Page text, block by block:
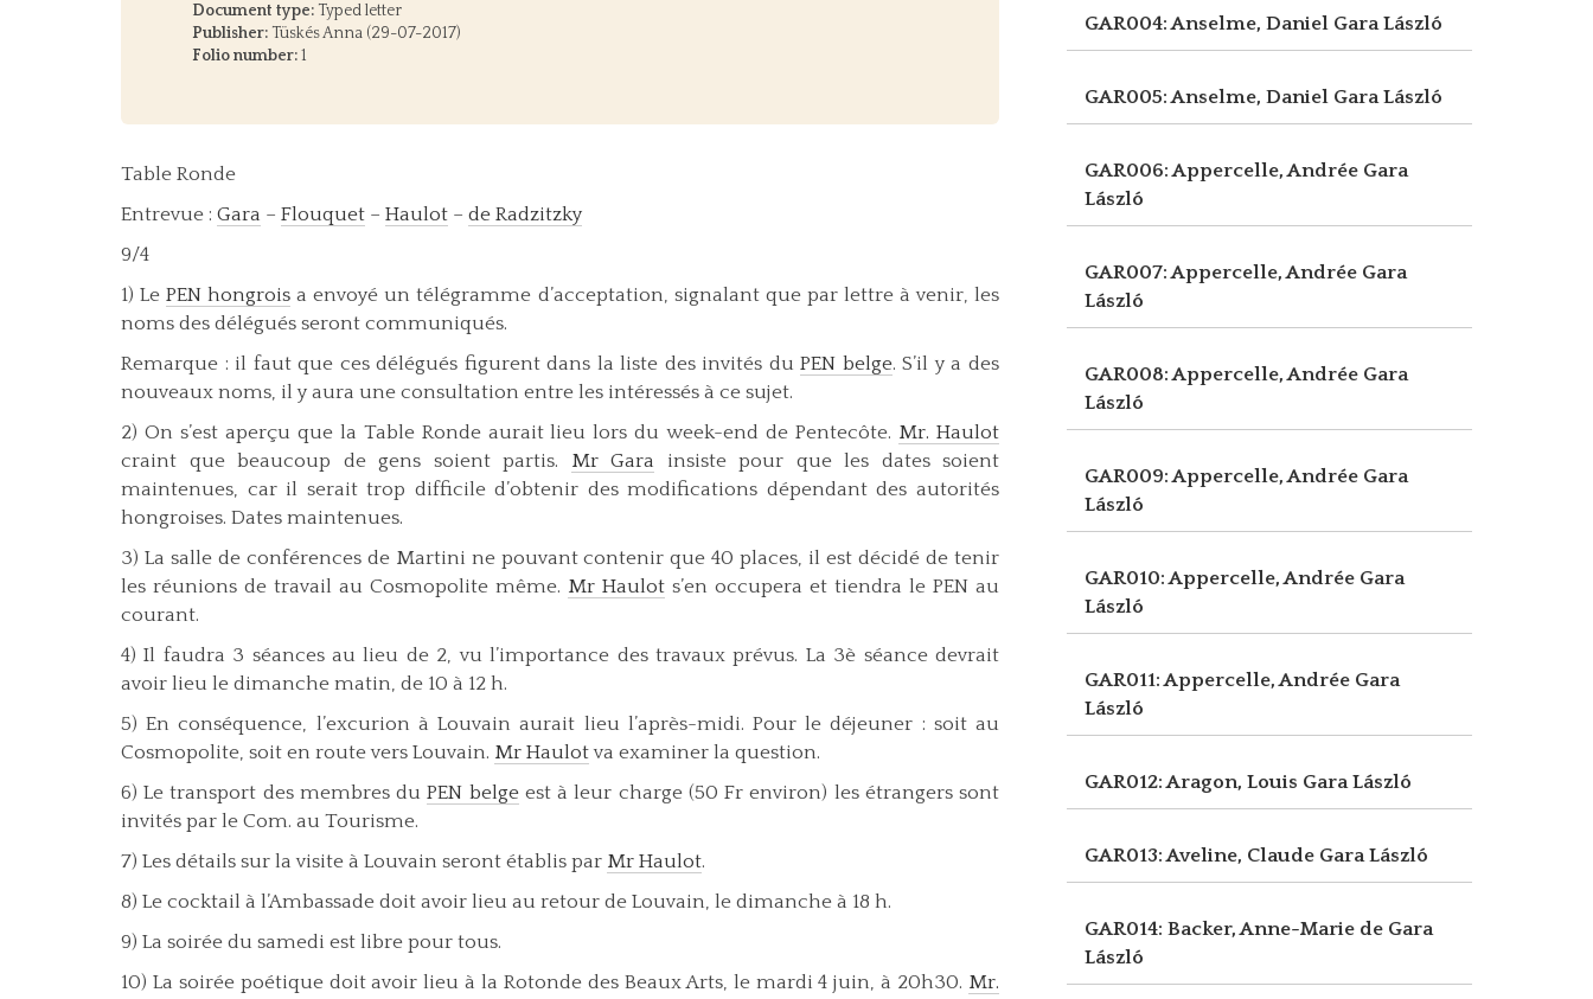
Document type: Typed letter
Publisher: Tüskés Anna (29-07-2017)
Folio number:1
Table Ronde
Entrevue : Gara – Flouquet – Haulot – de Radzitzky
9/4
1) LePEN hongrois a envoyé un télégramme d’acceptation, signalant que par lettre à venir, les
noms des délégués seront communiqués.
Remarque : il faut que ces délégués figurent dans la liste des invités duPEN belge. S’il y a des
nouveaux noms, il y aura une consultation entre les intéressés à ce sujet.
2) On s’est aperçu que la Table Ronde aurait lieu lors du week-end de Pentecôte. Mr. Haulot
craint que beaucoup de gens soient partis. Mr Gara insiste pour que les dates soient
maintenues, car il serait trop difficile d’obtenir des modifications dépendant des autorités
hongroises. Dates maintenues.
3) La salle de conférences de Martini ne pouvant contenir que 40 places, il est décidé de tenir
les réunions de travail au Cosmopolite même. Mr Haulot s’en occupera et tiendra le PEN au
courant.
4) Il faudra 3 séances au lieu de 2, vu l’importance des travaux prévus. La 3è séance devrait
avoir lieu le dimanche matin, de 10 à 12 h.
5) En conséquence, l’excurion à Louvain aurait lieu l’après-midi. Pour le déjeuner : soit au
Cosmopolite, soit en route vers Louvain. Mr Haulotva examiner la question.
6) Le transport des membres duPEN belgeest à leur charge (50 Fr environ) les étrangers sont
invités par le Com. au Tourisme.
7) Les détails sur la visite à Louvain seront établis par Mr Haulot.
8) Le cocktail à l’Ambassade doit avoir lieu au retour de Louvain, le dimanche à 18 h.
9) La soirée du samedi est libre pour tous.
10) La soirée poétique doit avoir lieu à la Rotonde des Beaux Arts, le mardi 4 juin, à 20h30. Mr.
GAR004: Anselme, Daniel Gara László
GAR005: Anselme, Daniel Gara László
GAR006: Appercelle, Andrée Gara
László
GAR007: Appercelle, Andrée Gara
László
GAR008: Appercelle, Andrée Gara
László
GAR009: Appercelle, Andrée Gara
László
GAR010: Appercelle, Andrée Gara
László
GAR011: Appercelle, Andrée Gara
László
GAR012: Aragon, Louis Gara László
GAR013: Aveline, Claude Gara László
GAR014: Backer, Anne-Marie de Gara
László